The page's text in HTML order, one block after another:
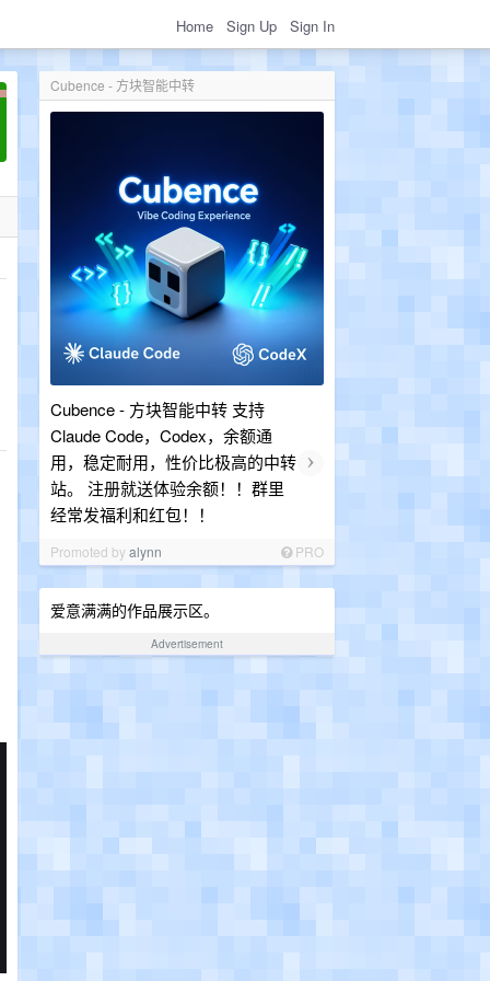
Home Sign Up Sign In
Cubence - 方块智能中转
Cubence - 方块智能中转 支持
Claude Code，Codex，余额通
用，稳定耐用，性价比极高的中转
站。 注册就送体验余额！！群里
经常发福利和红包！！
›
Promoted byalynn PRO
爱意满满的作品展示区。
Advertisement